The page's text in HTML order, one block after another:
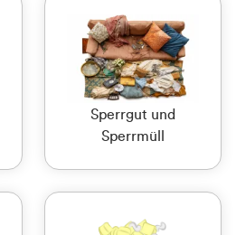
Sperrgut und
Sperrmüll